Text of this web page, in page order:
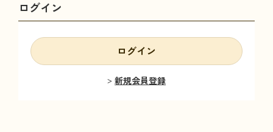
ログイン
ログイン
新規会員登録